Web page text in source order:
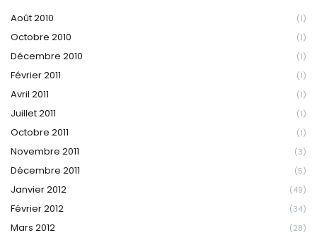
Août 2010 (1)
Octobre 2010 (1)
Décembre 2010 (1)
Février 2011 (1)
Avril 2011 (1)
Juillet 2011 (1)
Octobre 2011 (1)
Novembre 2011 (3)
Décembre 2011 (5)
Janvier 2012 (49)
Février 2012 (34)
Mars 2012 (28)